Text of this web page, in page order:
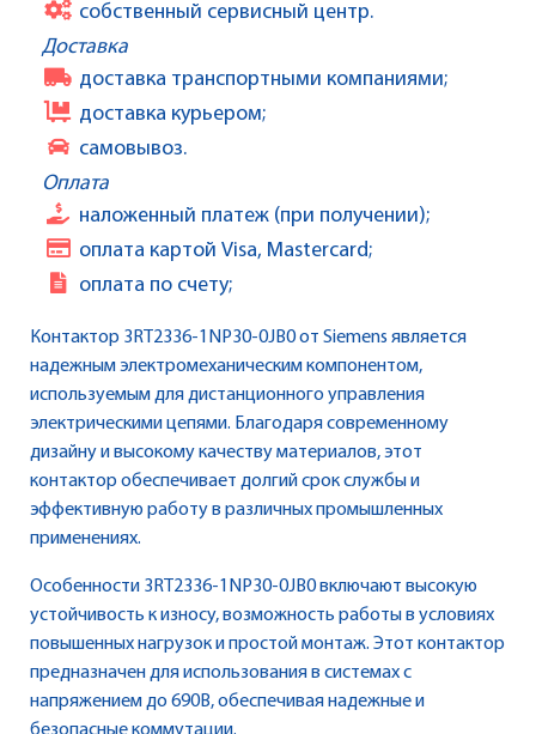
собственный сервисный центр.
Доставка
доставка транспортными компаниями;
доставка курьером;
самовывоз.
Оплата
наложенный платеж (при получении);
оплата картой Visa, Mastercard;
оплата по счету;
Контактор 3RT2336-1NP30-0JB0 от Siemens является
надежным электромеханическим компонентом,
используемым для дистанционного управления
электрическими цепями. Благодаря современному
дизайну и высокому качеству материалов, этот
контактор обеспечивает долгий срок службы и
эффективную работу в различных промышленных
применениях.
Особенности 3RT2336-1NP30-0JB0 включают высокую
устойчивость к износу, возможность работы в условиях
повышенных нагрузок и простой монтаж. Этот контактор
предназначен для использования в системах с
напряжением до 690В, обеспечивая надежные и